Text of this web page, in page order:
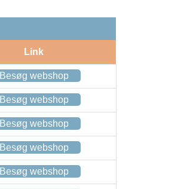
Link
Besøg webshop
Besøg webshop
Besøg webshop
Besøg webshop
Besøg webshop